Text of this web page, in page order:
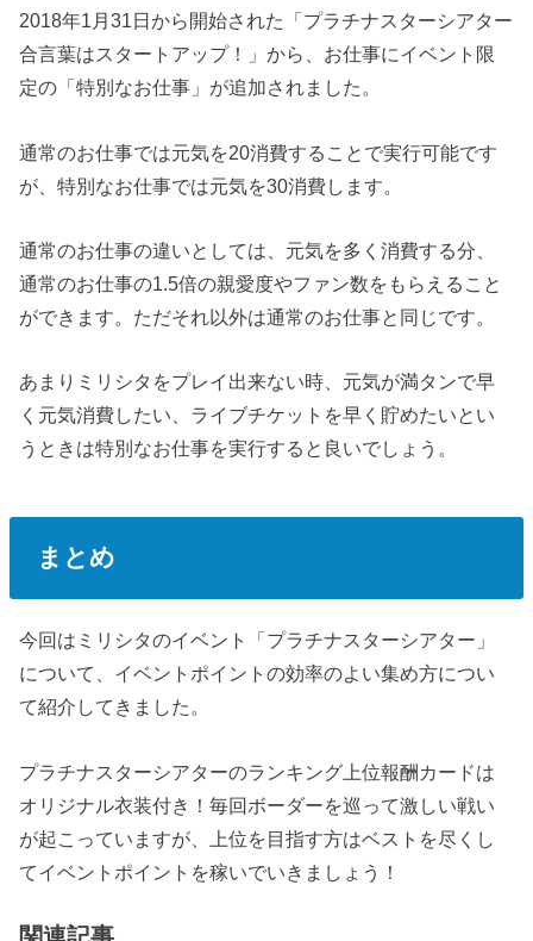
2018年1月31日から開始された「プラチナスターシアター
合言葉はスタートアップ！」から、お仕事にイベント限
定の「特別なお仕事」が追加されました。
通常のお仕事では元気を20消費することで実行可能です
が、特別なお仕事では元気を30消費します。
通常のお仕事の違いとしては、元気を多く消費する分、
通常のお仕事の1.5倍の親愛度やファン数をもらえること
ができます。ただそれ以外は通常のお仕事と同じです。
あまりミリシタをプレイ出来ない時、元気が満タンで早
く元気消費したい、ライブチケットを早く貯めたいとい
うときは特別なお仕事を実行すると良いでしょう。
まとめ
今回はミリシタのイベント「プラチナスターシアター」
について、イベントポイントの効率のよい集め方につい
て紹介してきました。
プラチナスターシアターのランキング上位報酬カードは
オリジナル衣装付き！毎回ボーダーを巡って激しい戦い
が起こっていますが、上位を目指す方はベストを尽くし
てイベントポイントを稼いでいきましょう！